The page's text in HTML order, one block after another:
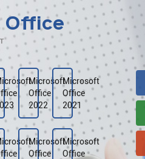
Microsoft
Office
2022
Microsoft
Office
2021
Microsoft
Office
Microsoft
Office